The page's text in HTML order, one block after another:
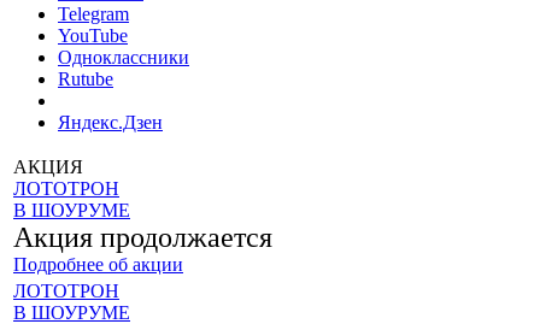
Telegram
YouTube
Одноклассники
Rutube
Яндекс.Дзен
АКЦИЯ
ЛОТОТРОН
В ШОУРУМЕ
Акция продолжается
Подробнее об акции
ЛОТОТРОН
В ШОУРУМЕ